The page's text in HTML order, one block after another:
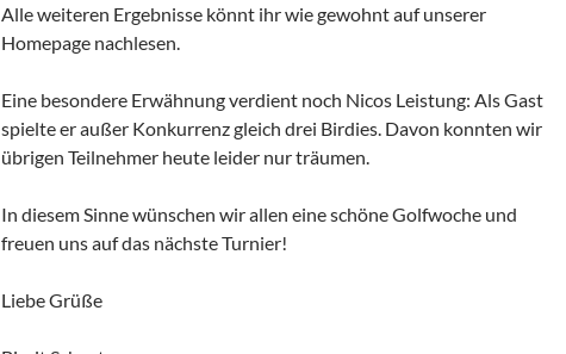
Alle weiteren Ergebnisse könnt ihr wie gewohnt auf unserer
Homepage nachlesen.
Eine besondere Erwähnung verdient noch Nicos Leistung: Als Gast
spielte er außer Konkurrenz gleich drei Birdies. Davon konnten wir
übrigen Teilnehmer heute leider nur träumen.
In diesem Sinne wünschen wir allen eine schöne Golfwoche und
freuen uns auf das nächste Turnier!
Liebe Grüße